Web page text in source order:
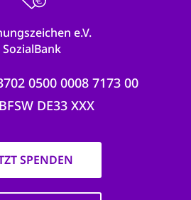
e.V.
SozialBank
0500 0008 7173 00
BFSW DE33 XXX
SPENDEN